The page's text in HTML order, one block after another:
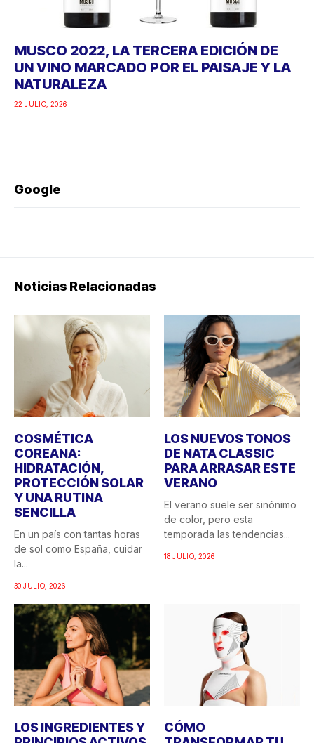
MUSCO 2022, LA TERCERA EDICIÓN DE
UN VINO MARCADO POR EL PAISAJE Y LA
NATURALEZA
22 JULIO, 2026
Google
Noticias Relacionadas
COSMÉTICA
COREANA:
HIDRATACIÓN,
PROTECCIÓN SOLAR
Y UNA RUTINA
SENCILLA
En un país con tantas horas
de sol como España, cuidar
la...
30 JULIO, 2026
LOS NUEVOS TONOS
DE NATA CLASSIC
PARA ARRASAR ESTE
VERANO
El verano suele ser sinónimo
de color, pero esta
temporada las tendencias...
18 JULIO, 2026
LOS INGREDIENTES Y
CÓMO